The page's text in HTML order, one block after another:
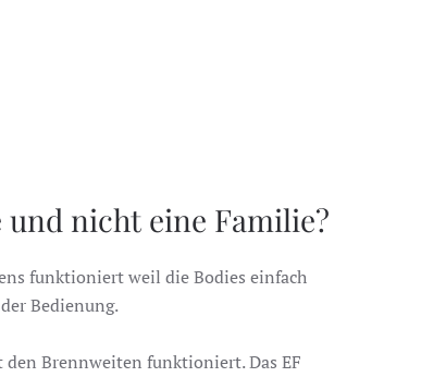
und nicht eine Familie?
funktioniert weil die Bodies einfach
Bedienung.
Brennweiten funktioniert. Das EF